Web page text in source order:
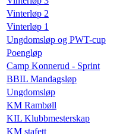
Vinterløp 2
Vinterløp 1
Ungdomsløp og PWT-cup
Poengløp
Camp Konnerud - Sprint
BBIL Mandagsløp
Ungdomsløp
KM Rambøll
KIL Klubbmesterskap
KM stafett